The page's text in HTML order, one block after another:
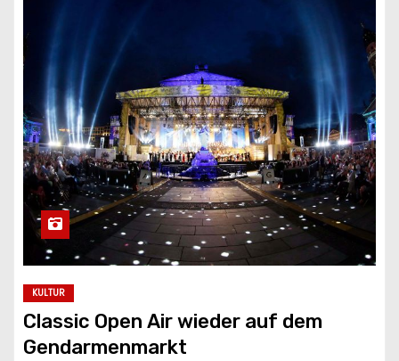
KULTUR
Classic Open Air wieder auf dem
Gendarmenmarkt